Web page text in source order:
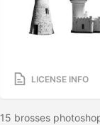
LICENSE INFO
15 brosses